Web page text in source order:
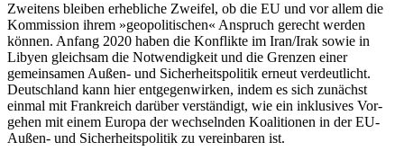
Zweitens bleiben erhebliche Zweifel, ob die EU und vor allem die
Kommission ihrem »geopolitischen« Anspruch gerecht werden
können. Anfang 2020 haben die Konflikte im Iran/Irak sowie in
Libyen gleichsam die Notwendigkeit und die Gren­zen einer
gemeinsamen Außen- und Sicher­heitspolitik erneut verdeutlicht.
Deutschland kann hier entgegenwirken, indem es sich zunächst
einmal mit Frankreich dar­über verständigt, wie ein inklusives Vor­
gehen mit einem Europa der wechselnden Koalitionen in der EU-
Außen- und Sicher­heitspolitik zu vereinbaren ist.